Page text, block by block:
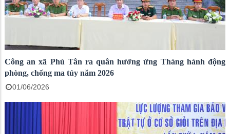
Công an xã Phú Tân ra quân hưởng ứng Tháng hành động
phòng, chống ma túy năm 2026
01/06/2026